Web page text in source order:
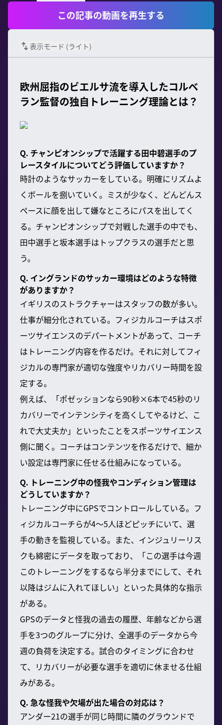
この記事の動画を再生する
表示モード (ライト)
欧州屈指のビエルサ流を導入したコルベ
ラン監督の独自トレーニング理論とは？
Q. チャンピオンシップで活躍する田中碧選手のプ
レースタイルについてどう評価していますか？
時計のようなサッカーをしている。明確にリズムよ
くボールを捌いていく。ミスが少なく、どんどんス
ペースに顔を出して嫌なところにパスを出してく
る。チャンピオンシップで対戦した選手の中でも、
田中選手と坂本選手はトップクラスの選手だと思
う。
Q. イングランドのサッカー環境はどのような特徴
がありますか？
イギリスのストラクチャーはスタッフの数が多い。
仕事が細分化されている。フィジカルコーチはスポ
ーツサイエンスのデパートメントがあって、コーチ
はトレーニング内容を作るだけ。それに対してフィ
ジカルの専門家が適切な強度やリカバリー時間を設
定する。
例えば、「ポゼッションなら90秒×6本で45秒のリ
カバリーでインテンシティを高くしてやるけど、こ
れで大丈夫か」といったことをスポーツサイエンス
側に聞く。コーチはコンテンツを作るだけで、細か
い設定は専門家に任せる仕組みになっている。
Q. トレーニング中の怪我やコンディション管理は
どうしていますか？
トレーニング中にGPSでコントロールしている。フ
ィジカルコーチらが4〜5人ほどピッチにいて、選
手の動きを監視している。また、インジュリーリス
クも綿密にデータを取っており、「この選手は今週
このトレーニングをするなら半分までにして、それ
以降はジムに入れてほしい」といった具体的な指示
がある。
GPSのデータと怪我の過去の履歴、年齢などから選
手を3つのグループに分け、全選手のデータから今
週の負荷を決定する。試合のタイミングに合わせ
て、リカバリーが必要な選手を適切に休ませる仕組
みがある。
Q. 急な怪我や欠場が出た場合の対応は？
アンダー21の選手が同じ時間に隣のグラウンドで